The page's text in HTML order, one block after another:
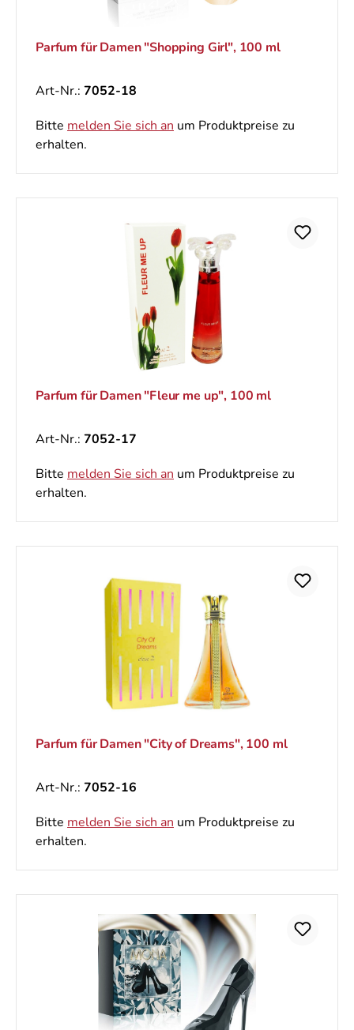
Parfum für Damen "Shopping Girl", 100 ml
Art-Nr.: 7052-18
Bitte melden Sie sich an um Produktpreise zu
erhalten.
Parfum für Damen "Fleur me up", 100 ml
Art-Nr.: 7052-17
Bitte melden Sie sich an um Produktpreise zu
erhalten.
Parfum für Damen "City of Dreams", 100 ml
Art-Nr.: 7052-16
Bitte melden Sie sich an um Produktpreise zu
erhalten.